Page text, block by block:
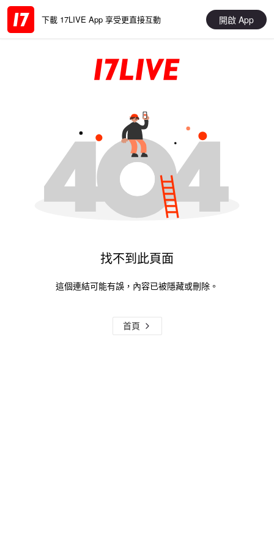
下載 17LIVE App 享受更直接互動 開啟 App
找不到此頁面
這個連結可能有誤，內容已被隱藏或刪除。
首頁